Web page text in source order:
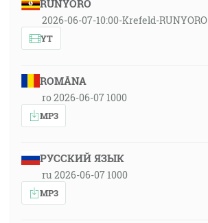
RUNYORO
2026-06-07-10:00-Krefeld-RUNYORO
YT
ROMÂNA
ro 2026-06-07 1000
MP3
РУССКИЙ ЯЗЫК
ru 2026-06-07 1000
MP3